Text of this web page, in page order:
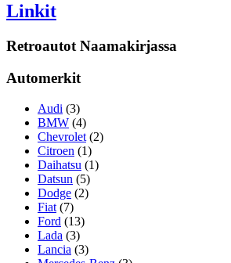
Linkit
Retroautot Naamakirjassa
Automerkit
Audi (3)
BMW (4)
Chevrolet (2)
Citroen (1)
Daihatsu (1)
Datsun (5)
Dodge (2)
Fiat (7)
Ford (13)
Lada (3)
Lancia (3)